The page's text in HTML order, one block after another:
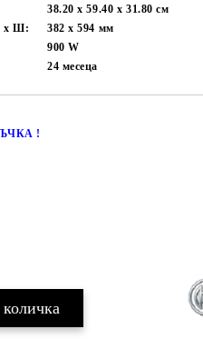
38.20 x 59.40 x 31.80см
х Ш:
382 x 594 мм
900W
24 месеца
!